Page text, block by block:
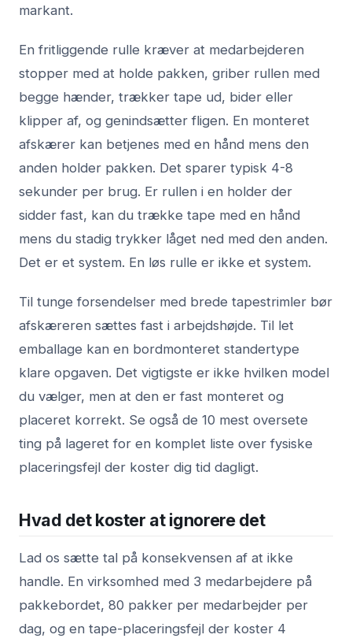
markant.
En fritliggende rulle kræver at medarbejderen
stopper med at holde pakken, griber rullen med
begge hænder, trækker tape ud, bider eller
klipper af, og genindsætter fligen. En monteret
afskærer kan betjenes med en hånd mens den
anden holder pakken. Det sparer typisk 4-8
sekunder per brug. Er rullen i en holder der
sidder fast, kan du trække tape med en hånd
mens du stadig trykker låget ned med den anden.
Det er et system. En løs rulle er ikke et system.
Til tunge forsendelser med brede tapestrimler bør
afskæreren sættes fast i arbejdshøjde. Til let
emballage kan en bordmonteret standertype
klare opgaven. Det vigtigste er ikke hvilken model
du vælger, men at den er fast monteret og
placeret korrekt. Se også de 10 mest oversete
ting på lageret for en komplet liste over fysiske
placeringsfejl der koster dig tid dagligt.
Hvad det koster at ignorere det
Lad os sætte tal på konsekvensen af at ikke
handle. En virksomhed med 3 medarbejdere på
pakkebordet, 80 pakker per medarbejder per
dag, og en tape-placeringsfejl der koster 4